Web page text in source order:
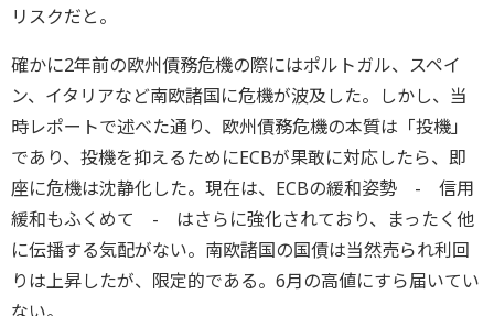
リスクだと。
確かに2年前の欧州債務危機の際にはポルトガル、スペイ
ン、イタリアなど南欧諸国に危機が波及した。しかし、当
時レポートで述べた通り、欧州債務危機の本質は「投機」
であり、投機を抑えるためにECBが果敢に対応したら、即
座に危機は沈静化した。現在は、ECBの緩和姿勢 - 信用
緩和もふくめて - はさらに強化されており、まったく他
に伝播する気配がない。南欧諸国の国債は当然売られ利回
りは上昇したが、限定的である。6月の高値にすら届いてい